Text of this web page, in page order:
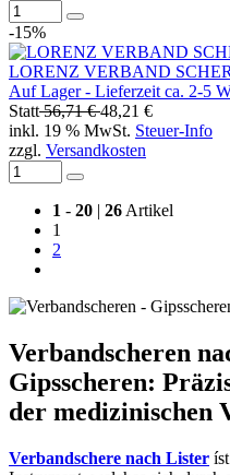
-15%
LORENZ VERBAND
Auf Lager - Lieferzeit ca. 2-5
Statt56,71 €48,21 €
inkl. 19 % MwSt. Steuer-Info
zzgl. Versandkosten
1 - 20 | 26 Artikel
1
2
Verbandscheren
Gipsscheren:
der medizinischen
Verbandschere nach Lister